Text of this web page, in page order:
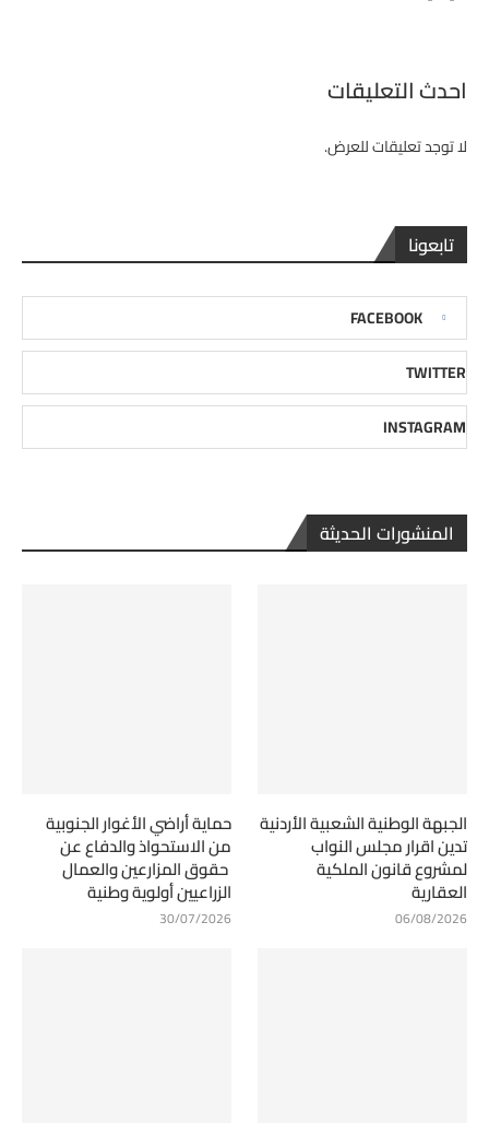
احدث التعليقات
لا توجد تعليقات للعرض.
تابعونا
FACEBOOK
TWITTER
INSTAGRAM
المنشورات الحديثة
الجبهة الوطنية الشعبية الأردنية
تدين اقرار مجلس النواب
لمشروع قانون الملكية
العقارية
06/08/2026
حماية أراضي الأغوار الجنوبية
من الاستحواذ والدفاع عن
حقوق المزارعين والعمال
الزراعيين أولوية وطنية
30/07/2026